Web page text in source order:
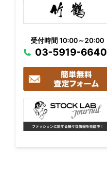
受付時間 10:00～20:00
03-5919-6640